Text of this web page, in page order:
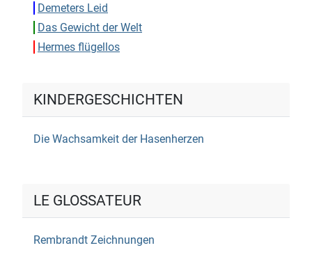
Demeters Leid
Das Gewicht der Welt
Hermes flügellos
KINDERGESCHICHTEN
Die Wachsamkeit der Hasenherzen
LE GLOSSATEUR
Rembrandt Zeichnungen